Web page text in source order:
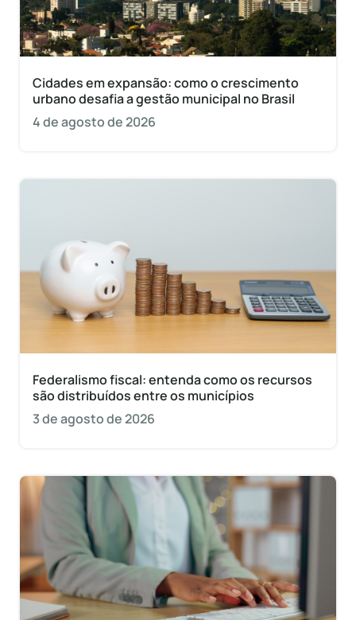
Cidades em expansão: como o crescimento
urbano desafia a gestão municipal no Brasil
4 de agosto de 2026
Federalismo fiscal: entenda como os recursos
são distribuídos entre os municípios
3 de agosto de 2026